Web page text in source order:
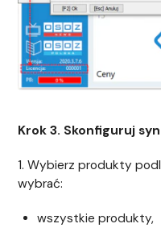
Krok 3. Skonfiguruj
1. Wybierz produkty
wybrać:
wszystkie produkty,